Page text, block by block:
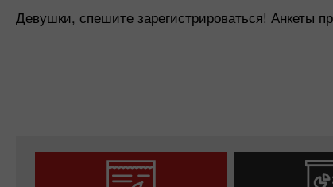
Девушки, спешите зарегистрироваться! Анкеты